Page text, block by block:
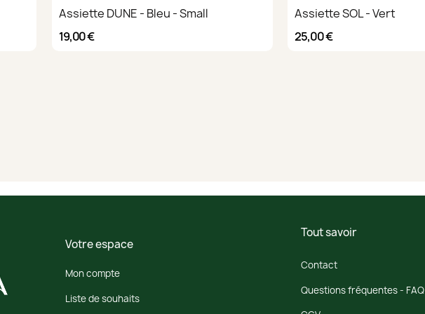
Assiette DUNE - Bleu - Small
19,00 €
Assiette SOL - Vert
25,00 €
Votre espace
Mon compte
Liste de souhaits
Tout savoir
Contact
Questions fréquentes - FAQ